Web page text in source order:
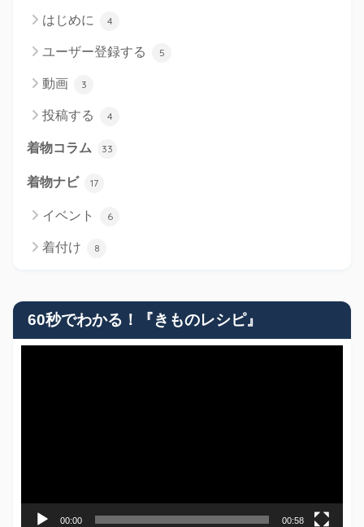
はじめに 4
ユーザー登録する 5
動画 3
投稿する 4
着物コラム 33
着物ナビ 17
イベント 6
着付け 8
60秒でわかる！『きものレシピ』
00:00 00:58